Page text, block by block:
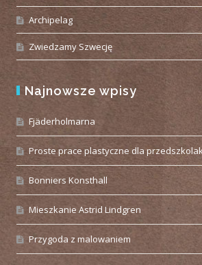
Archipelag
Zwiedzamy Szwecję
Najnowsze wpisy
Fjäderholmarna
Proste prace plastyczne dla
Bonniers Konsthall
Mieszkanie Astrid Lindgren
Przygoda z malowaniem